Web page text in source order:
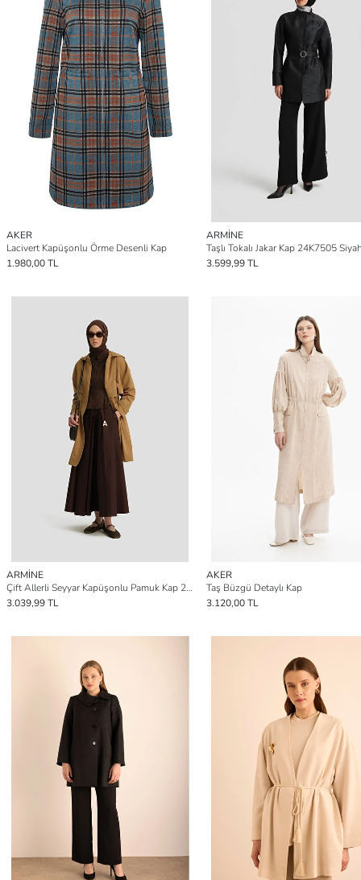
AKER
Lacivert Kapüşonlu Örme Desenli Kap
1.980,00 TL
ARMİNE
Taşlı Tokalı Jakar Kap 24K7505
3.599,99 TL
ARMİNE
Çift Allerli Seyyar Kapüşonlu Pamuk Kap 24K7511 Camel
3.039,99 TL
AKER
Taş Büzgü Detaylı Kap
3.120,00 TL